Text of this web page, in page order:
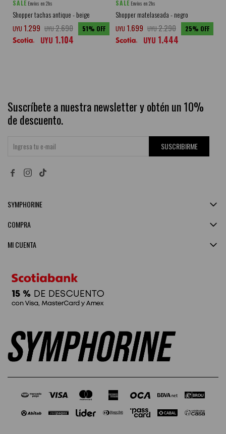
SALE Envíos en 2hs
Shopper tachas antique - beige
UYU 1.299 UYU2.690 51
UYU 1.104
SALE Envíos en 2hs
Shopper matelaseada - negro
UYU 1.699 UYU2.290 25
UYU 1.444
Suscríbete a nuestra newsletter y obtén un 10%
de descuento.
SUSCRIBIRME
 
SYMPHORINE
MI CUENTA
COMPRA